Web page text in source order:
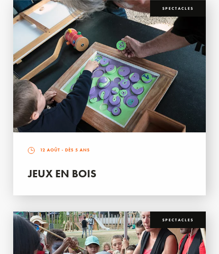
SPECTACLES
12 AOÛT - DÈS 5 ANS
JEUX EN BOIS
SPECTACLES